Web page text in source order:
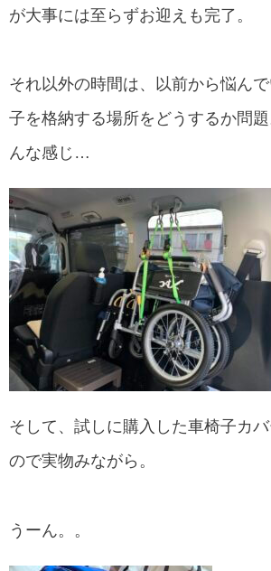
が大事には至らずお迎えも完了。
それ以外の時間は、以前から悩ん
子を格納する場所をどうするか問
んな感じ…
そして、試しに購入した車椅子カ
ので実物みながら。
うーん。。